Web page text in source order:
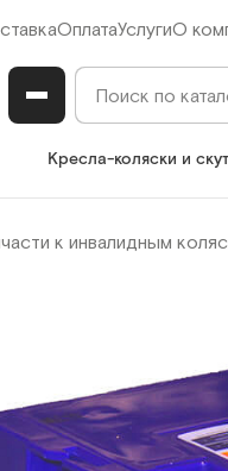
ОплатаУслугиО
Кресла-коляски и
к инвалидным